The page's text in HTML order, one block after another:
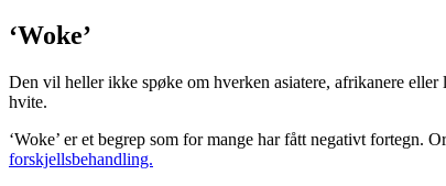
‘Woke’
Den vil heller ikke spøke om hverken asiatere, afrikanere
hvite.
‘Woke’ er et begrep som for mange har fått negativt fortegn.
forskjellsbehandling.